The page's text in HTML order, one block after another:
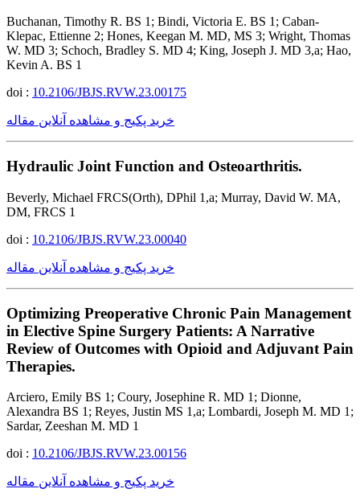
Buchanan, Timothy R. BS 1; Bindi, Victoria E. BS 1; Caban-
Klepac, Ettienne 2; Hones, Keegan M. MD, MS 3; Wright, Thomas
W. MD 3; Schoch, Bradley S. MD 4; King, Joseph J. MD 3,a; Hao,
Kevin A. BS 1
doi : 10.2106/JBJS.RVW.23.00175
خرید پکیج و مشاهده آنلاین مقاله
Hydraulic Joint Function and Osteoarthritis.
Beverly, Michael FRCS(Orth), DPhil 1,a; Murray, David W. MA,
DM, FRCS 1
doi : 10.2106/JBJS.RVW.23.00040
خرید پکیج و مشاهده آنلاین مقاله
Optimizing Preoperative Chronic Pain Management
in Elective Spine Surgery Patients: A Narrative
Review of Outcomes with Opioid and Adjuvant Pain
Therapies.
Arciero, Emily BS 1; Coury, Josephine R. MD 1; Dionne,
Alexandra BS 1; Reyes, Justin MS 1,a; Lombardi, Joseph M. MD 1;
Sardar, Zeeshan M. MD 1
doi : 10.2106/JBJS.RVW.23.00156
خرید پکیج و مشاهده آنلاین مقاله